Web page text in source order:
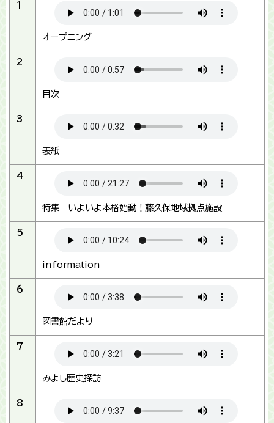
1
オープニング
2
目次
3
表紙
4
特集 いよいよ本格始動！藤久保地域拠点施設
5
information
6
図書館だより
7
みよし歴史探訪
8